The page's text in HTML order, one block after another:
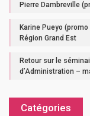
Pierre Dambreville
Karine Pueyo
Région Grand Est
Retour sur le
d’Administration –
Catégories